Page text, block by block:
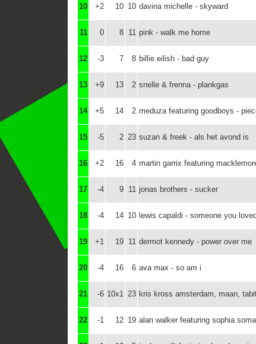
10 +2 10 10 davina michelle - skyward
11 0 8 11 pink - walk me home
12 -3 7 8 billie eilish - bad guy
13 +9 13 2 snelle & frenna - plankgas
14 +5 14 2 meduza featuring goodboys -
15 -5 2 23 suzan & freek - als het avond is
16 +2 16 4 martin garrix featuring
17 -4 9 11 jonas brothers - sucker
18 -4 14 10 lewis capaldi - someone you loved
19 +1 19 11 dermot kennedy - power over me
20 -4 16 6 ava max - so am i
21 -6 10x1 23 kris kross amsterdam, maan,
22 -1 12 19 alan walker featuring sophia